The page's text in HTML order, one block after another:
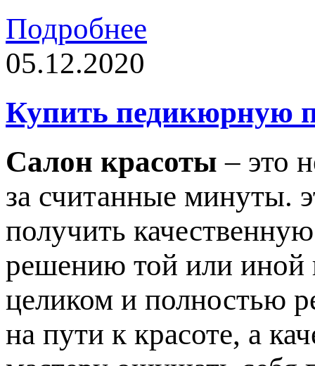
Подробнее
05.12.2020
Купить педикюрную
Салон красоты – это
за считанные минуты.
получить
решению той или иной
целиком и полностью
на пути к красоте, а